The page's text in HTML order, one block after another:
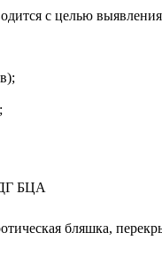
с целью
бляшка,